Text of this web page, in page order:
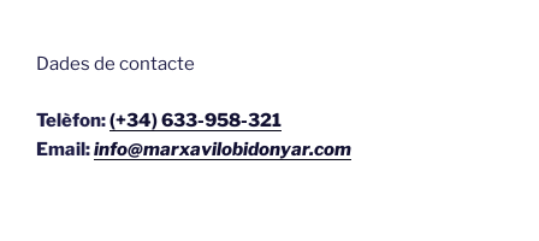
Dades de contacte
Telèfon:(+34) 633-958-321
Email:info@marxavilobidonyar.com